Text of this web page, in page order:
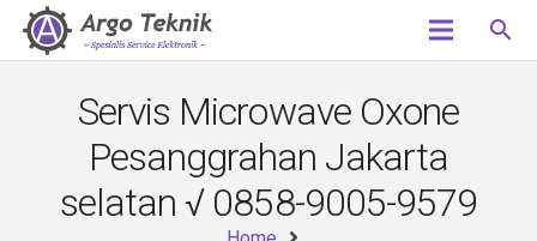
search
Servis Microwave Oxone
Pesanggrahan Jakarta
selatan √ 0858-9005-9579